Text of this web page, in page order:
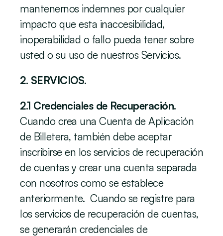
mantenernos indemnes por cualquier
impacto que esta inaccesibilidad,
inoperabilidad o fallo pueda tener sobre
usted o su uso de nuestros Servicios.
2. SERVICIOS.
Cuando crea una Cuenta de Aplicación
de Billetera, también debe aceptar
inscribirse en los servicios de recuperación
de cuentas y crear una cuenta separada
con nosotros como se establece
anteriormente.  Cuando se registre para
los servicios de recuperación de cuentas,
se generarán credenciales de